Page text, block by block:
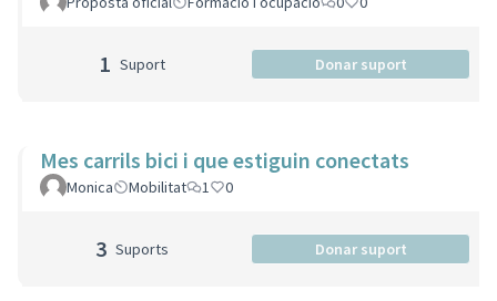
1 Suport Donar suport
Mes carrils bici i que estiguin conectats
Monica Mobilitat 1 0
3 Suports Donar suport